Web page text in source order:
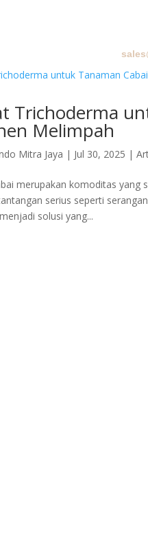
Trichoderma
Melimpah
Mitra Jaya | Jul 30, 2025 |
merupakan komoditas yang
serius seperti
solusi yang...